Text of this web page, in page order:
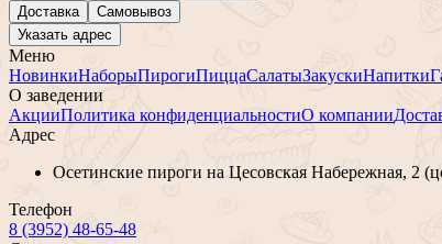
Доставка
Самовывоз
Указать адрес
Меню
НовинкиНаборыПирогиПиццаСалатыЗакускиНапитки
О заведении
АкцииПолитика конфиденциальностиО компании
Адрес
Осетинские пироги на Цесовская Набережная, 2
Телефон
8 (3952) 48-65-48